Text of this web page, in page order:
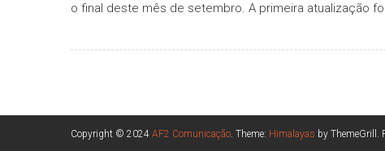
o final deste mês de setembro. A primeira atualização
Copyright © 2024 AF2 Comunicação. Theme: Himalayas by ThemeGrill.